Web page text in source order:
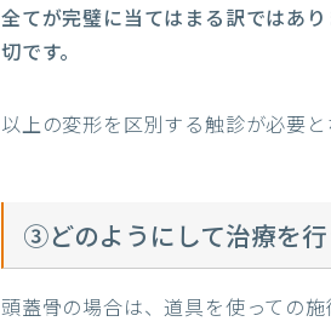
全てが完璧に当てはまる訳ではあ
切です。
以上の変形を区別する触診が必要と
③どのようにして治療を行
頭蓋骨の場合は、道具を使っての